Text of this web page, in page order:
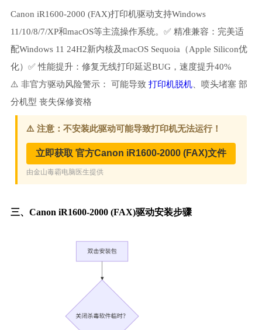
Canon iR1600-2000 (FAX)打印机驱动支持Windows
11/10/8/7/XP和macOS等主流操作系统。✅ 精准兼容：完美适
配Windows 11 24H2新内核及macOS Sequoia（Apple Silicon优
化）✅ 性能提升：修复无线打印延迟BUG，速度提升40%
⚠️ 非官方驱动风险警示： 可能导致 打印机脱机、喷头堵塞 部
分机型 丧失保修资格
三、Canon iR1600-2000 (FAX)驱动安装步骤